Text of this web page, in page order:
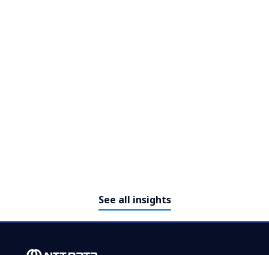
See all insights